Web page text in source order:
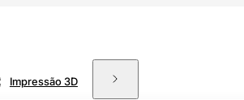
Impressão 3D